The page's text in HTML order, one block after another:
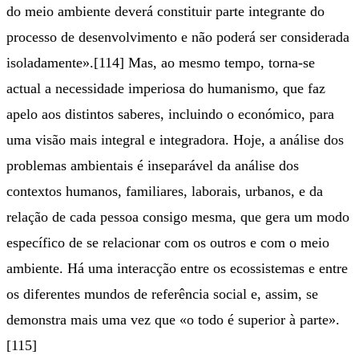
do meio ambiente deverá constituir parte integrante do
processo de desenvolvimento e não poderá ser considerada
isoladamente».[114] Mas, ao mesmo tempo, torna-se
actual a necessidade imperiosa do humanismo, que faz
apelo aos distintos saberes, incluindo o económico, para
uma visão mais integral e integradora. Hoje, a análise dos
problemas ambientais é inseparável da análise dos
contextos humanos, familiares, laborais, urbanos, e da
relação de cada pessoa consigo mesma, que gera um modo
específico de se relacionar com os outros e com o meio
ambiente. Há uma interacção entre os ecossistemas e entre
os diferentes mundos de referência social e, assim, se
demonstra mais uma vez que «o todo é superior à parte».
[115]